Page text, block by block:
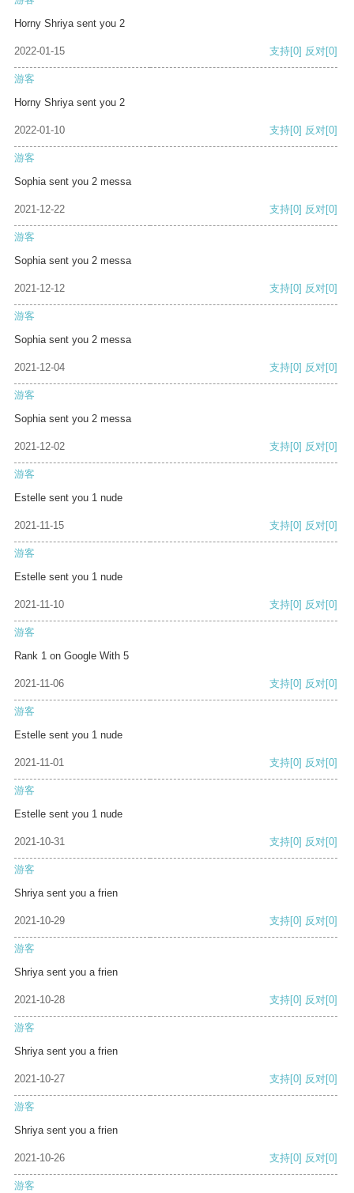
Horny Shriya sent you 2
2022-01-15 支持[0] 反对[0]
游客
Horny Shriya sent you 2
2022-01-10 支持[0] 反对[0]
游客
Sophia sent you 2 messa
2021-12-22 支持[0] 反对[0]
游客
Sophia sent you 2 messa
2021-12-12 支持[0] 反对[0]
游客
Sophia sent you 2 messa
2021-12-04 支持[0] 反对[0]
游客
Sophia sent you 2 messa
2021-12-02 支持[0] 反对[0]
游客
Estelle sent you 1 nude
2021-11-15 支持[0] 反对[0]
游客
Estelle sent you 1 nude
2021-11-10 支持[0] 反对[0]
游客
Rank 1 on Google With 5
2021-11-06 支持[0] 反对[0]
游客
Estelle sent you 1 nude
2021-11-01 支持[0] 反对[0]
游客
Estelle sent you 1 nude
2021-10-31 支持[0] 反对[0]
游客
Shriya sent you a frien
2021-10-29 支持[0] 反对[0]
游客
Shriya sent you a frien
2021-10-28 支持[0] 反对[0]
游客
Shriya sent you a frien
2021-10-27 支持[0] 反对[0]
游客
Shriya sent you a frien
2021-10-26 支持[0] 反对[0]
游客